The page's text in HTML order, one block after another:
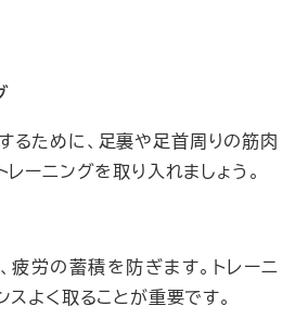
るために、足裏や足首周りの筋肉
ーニングを取り入れましょう。
疲労の蓄積を防ぎます。トレーニ
よく取ることが重要です。